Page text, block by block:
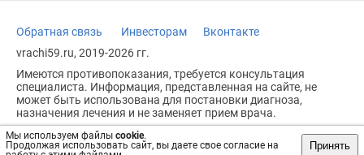
Мы используем файлы cookie.
Продолжая использовать сайт, вы даете свое согласие на
Принять
Обратная связь Инвесторам
Вконтакте
vrachi59.ru, 2019-2026 гг.
Имеются противопоказания, требуется консультация
специалиста. Информация, представленная на сайте, не
может быть использована для постановки диагноза,
назначения лечения и не заменяет прием врача.
Возрастное ограничение: 18+